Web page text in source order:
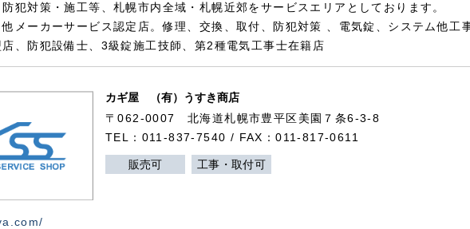
犯対策・施工等、札幌市内全域・札幌近郊をサービスエリアとしております。
他メーカーサービス認定店。修理、交換、取付、防犯対策 、電気錠、システム他工
、防犯設備士、3級錠施工技師、第2種電気工事士在籍店
カギ屋 （有）うすき商店
〒062-0007 北海道札幌市豊平区美園７条6-3-8
TEL：011-837-7540 / FAX：011-817-0611
販売可 工事・取付可